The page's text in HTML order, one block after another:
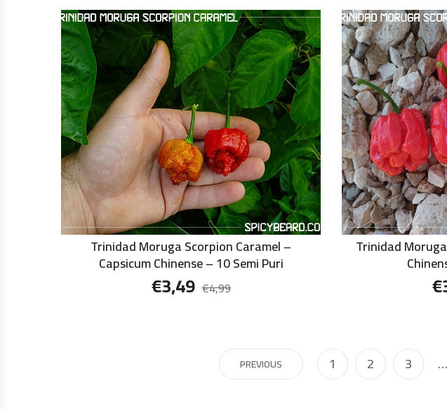
Trinidad Moruga Scorpion Caramel –
Capsicum Chinense – 10 Semi Puri
€4,99
€3,49
Trinidad
€
PREVIOUS 1 2 3 …